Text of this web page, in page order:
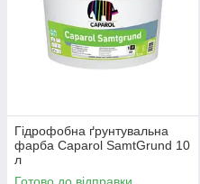
Гідрофобна ґрунтувальна
фарба Caparol SamtGrund 10
л